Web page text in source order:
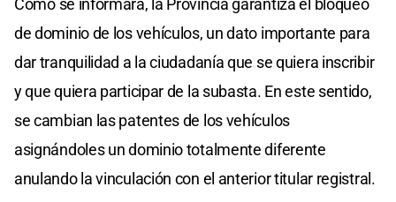
de dominio de los vehículos, un dato importante para
dar tranquilidad a la ciudadanía que se quiera inscribir
y que quiera participar de la subasta. En este sentido,
se cambian las patentes de los vehículos
asignándoles un dominio totalmente diferente
anulando la vinculación con el anterior titular registral.